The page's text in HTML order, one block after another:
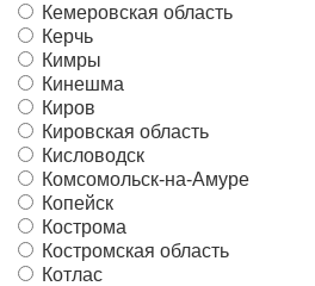
Кемеровская область
Керчь
Кимры
Кинешма
Киров
Кировская область
Кисловодск
Комсомольск-на-Амуре
Копейск
Кострома
Костромская область
Котлас